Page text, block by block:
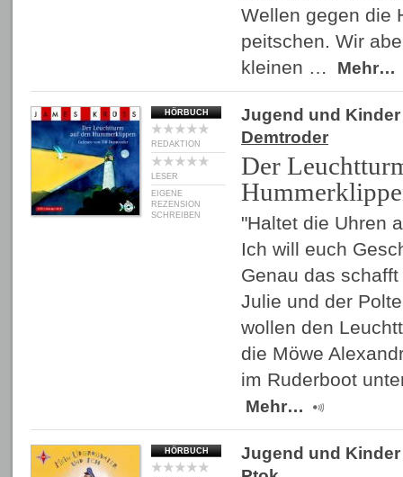
Wellen gegen die
peitschen. Wir
kleinen …
Mehr…
HÖRBUCH
REDAKTION
LESER
EIGENE
REZENSION
SCHREIBEN
Jugend und Kinder
Demtroder
Der
"Haltet die Uhren
Ich will euch
Genau das
Julie und der
wollen den
die Möwe
im Ruderboot
Mehr…
HÖRBUCH Jugend und Kinder